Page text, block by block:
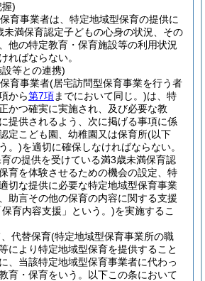
)
育事業者は、特定地域型保育の提供に
未満保育認定子どもの心身の状況、その
他の特定教育・保育施設等の利用状況
ればならない。
等との連携)
育事業者(居宅訪問型保育事業を行う者
から第7項までにおいて同じ。)は、特
かつ確実に実施され、及び必要な教
提供されるよう、次に掲げる事項に係
定こども園、幼稚園又は保育所(以下
。)を適切に確保しなければならない。
の提供を受けている満3歳未満保育認
育を体験させるための機会の設定、特
切な提供に必要な特定地域型保育事業
助言その他の保育の内容に関する支援
育内容支援」という。)を実施するこ
代替保育(特定地域型保育事業所の職
により特定地域型保育を提供すること
、当該特定地域型保育事業者に代わっ
育・保育をいう。以下この条において